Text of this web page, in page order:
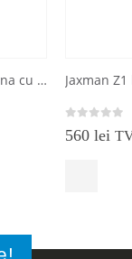
Imalent LD70 lanterna cu afisaj OLED de buzunar
560 lei